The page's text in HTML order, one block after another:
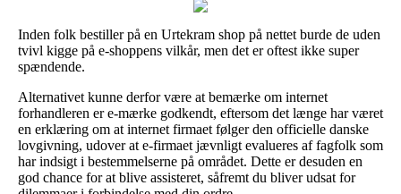
Inden folk bestiller på en Urtekram shop på nettet burde de uden
tvivl kigge på e-shoppens vilkår, men det er oftest ikke super
spændende.
Alternativet kunne derfor være at bemærke om internet
forhandleren er e-mærke godkendt, eftersom det længe har været
en erklæring om at internet firmaet følger den officielle danske
lovgivning, udover at e-firmaet jævnligt evalueres af fagfolk som
har indsigt i bestemmelserne på området. Dette er desuden en
god chance for at blive assisteret, såfremt du bliver udsat for